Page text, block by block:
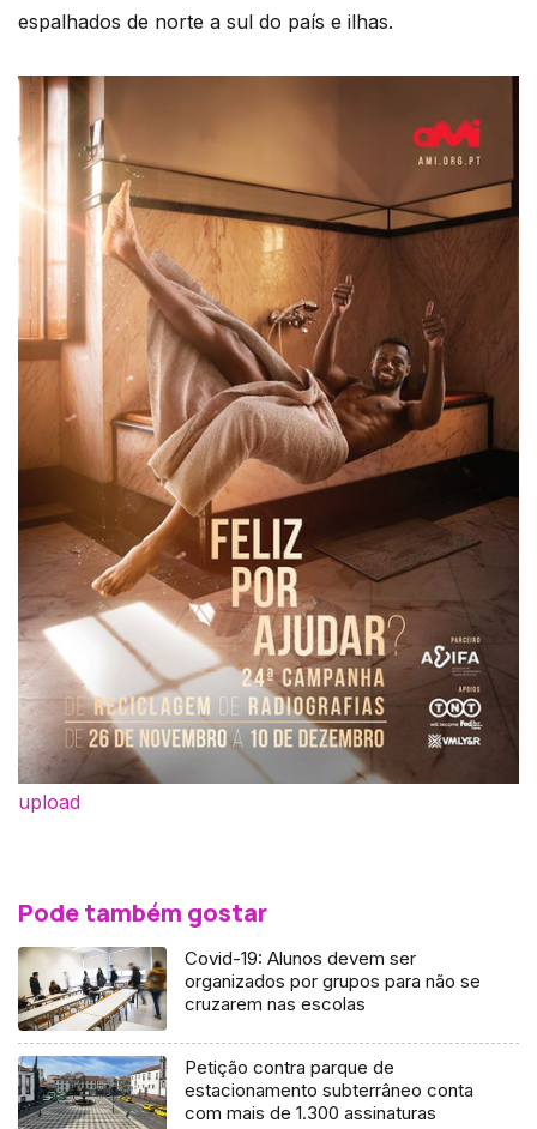
espalhados de norte a sul do país e ilhas.
upload
Pode também gostar
Covid-19: Alunos devem ser
organizados por grupos para não se
cruzarem nas escolas
Petição contra parque de
estacionamento subterrâneo conta
com mais de 1.300 assinaturas